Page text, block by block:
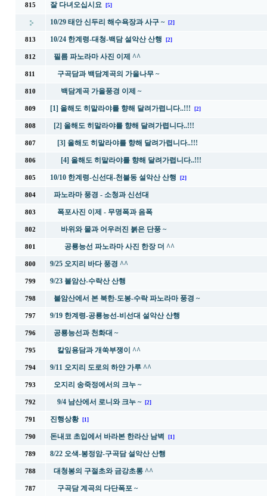
815 잘 다녀오십시요 [5]
10/29 태안 신두리 해수욕장과 사구 ~ [2]
813 10/24 한계령-대청-백담 설악산 산행 [2]
812 필름 파노라마 사진 이제 ^^
811 구곡담과 백담계곡의 가을나무 ~
810 백담계곡 가을풍경 이제 ~
809 [1] 올해도 히말라야를 향해 달려가렵니다..!!! [2]
808 [2] 올해도 히말라야를 향해 달려가렵니다..!!!
807 [3] 올해도 히말라야를 향해 달려가렵니다..!!!
806 [4] 올해도 히말라야를 향해 달려가렵니다..!!!
805 10/10 한계령-신선대-천불동 설악산 산행 [2]
804 파노라마 풍경 - 소청과 신선대
803 폭포사진 이제 - 무명폭과 음폭
802 바위와 물과 어우러진 붉은 단풍 ~
801 공룡능선 파노라마 사진 한장 더 ^^
800 9/25 오지리 바다 풍경 ^^
799 9/23 불암산-수락산 산행
798 불암산에서 본 북한-도봉-수락 파노라마 풍경 ~
797 9/19 한계령-공룡능선-비선대 설악산 산행
796 공룡능선과 천화대 ~
795 칼잎용담과 개쑥부쟁이 ^^
794 9/11 오지리 도로의 하얀 가루 ^^
793 오지리 송죽정에서의 크누 ~
792 9/4 남산에서 로니와 크누 ~ [2]
791 진행상황 [1]
790 돈내코 초입에서 바라본 한라산 남벽 [1]
789 8/22 오색-봉정암-구곡담 설악산 산행
788 대청봉의 구절초와 금강초롱 ^^
787 구곡담 계곡의 다단폭포 ~